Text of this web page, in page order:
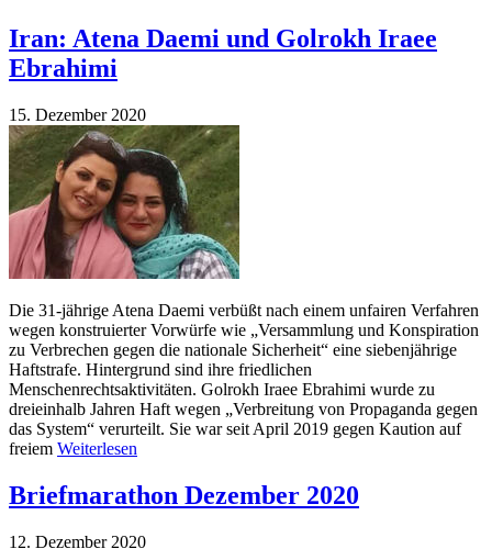
Iran: Atena Daemi und Golrokh Iraee
Ebrahimi
15. Dezember 2020
Die 31-jährige Atena Daemi verbüßt nach einem unfairen Verfahren
wegen konstruierter Vorwürfe wie „Versammlung und Konspiration
zu Verbrechen gegen die nationale Sicherheit“ eine siebenjährige
Haftstrafe. Hintergrund sind ihre friedlichen
Menschenrechtsaktivitäten. Golrokh Iraee Ebrahimi wurde zu
dreieinhalb Jahren Haft wegen „Verbreitung von Propaganda gegen
das System“ verurteilt. Sie war seit April 2019 gegen Kaution auf
freiem Weiterlesen
Briefmarathon Dezember 2020
12. Dezember 2020